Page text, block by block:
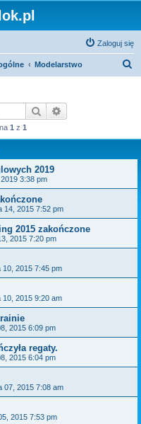
Zaloguj się
Modelarstwo
Szukaj
1 z 1
2019
3:38 pm
14, 2015 7:52 pm
2015 zakończone
2015 7:20 pm
10, 2015 7:45 pm
10, 2015 9:20 am
2015 6:09 pm
regaty.
2015 6:04 pm
07, 2015 7:08 am
2015 7:53 pm